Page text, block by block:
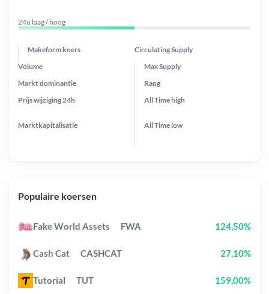
24u laag / hoog
Makeform koers Circulating Supply
Prijs wijziging 24h
Max Supply
Markt dominantie
Marktkapitalisatie
Volume
Rang
All Timehigh
All Time low
Populaire koersen
Fake World Assets FWA 124,50%
Cash Cat CASHCAT 27,10%
Tutorial TUT 159,00%